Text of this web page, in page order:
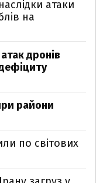
атаки
на
дронів
райони
по світових